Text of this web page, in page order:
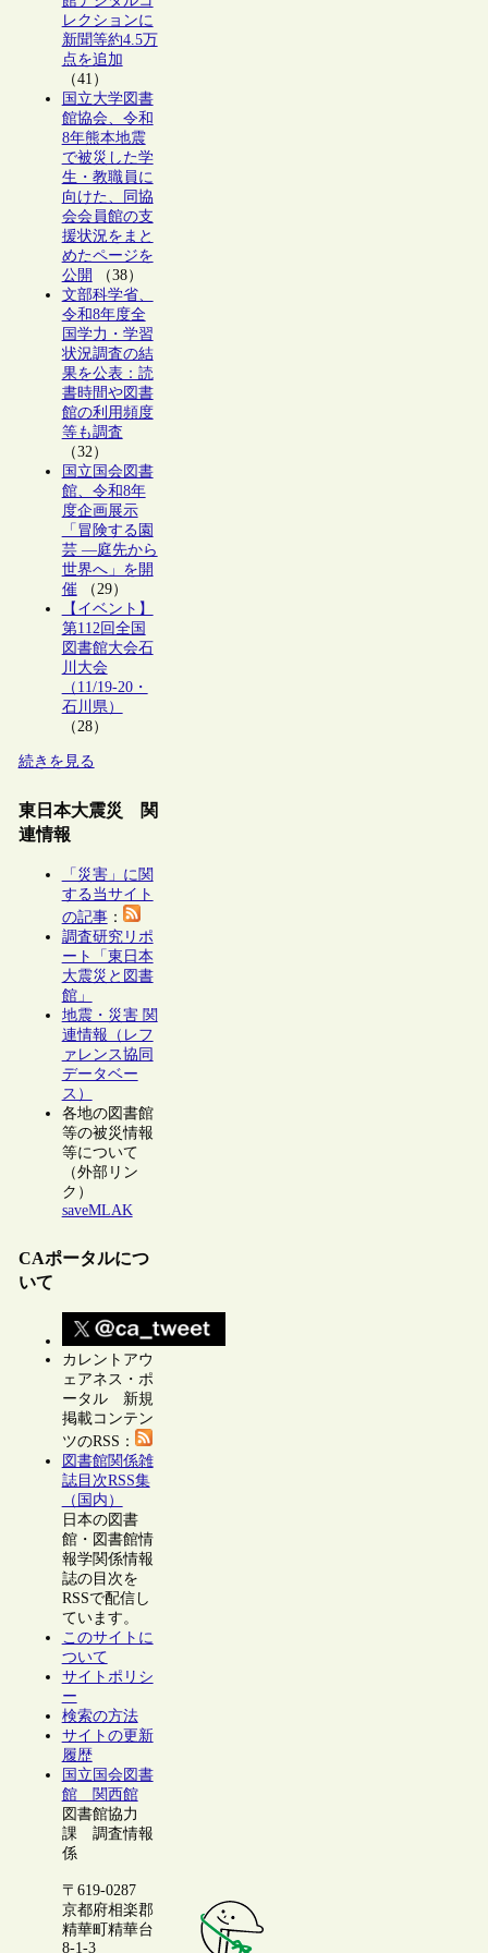
レクションに
新聞等約4.5万
点を追加
（41）
国立大学図書
館協会、令和
8年熊本地震
で被災した学
生・教職員に
向けた、同協
会会員館の支
援状況をまと
めたページを
公開
（38）
文部科学省、
令和8年度全
国学力・学習
状況調査の結
果を公表：読
書時間や図書
館の利用頻度
等も調査
（32）
国立国会図書
館、令和8年
度企画展示
「冒険する園
芸 ―庭先から
世界へ」を開
催（29）
【イベント】
第112回全国
図書館大会石
川大会
（11/19-20・
石川県）
（28）
続きを見る
東日本大震災 関
連情報
「災害」に関
する当サイト
の記事：
調査研究リポ
ート「東日本
大震災と図書
館」
地震・災害 関
連情報（レフ
ァレンス協同
データベー
ス）
各地の図書館
等の被災情報
等について
（外部リン
ク）
saveMLAK
CAポータルにつ
いて
カレントアウ
ェアネス・ポ
ータル 新規
掲載コンテン
ツのRSS：
図書館関係雑
誌目次RSS集
（国内）
日本の図書
館・図書館情
報学関係情報
誌の目次を
RSSで配信し
ています。
このサイトに
ついて
サイトポリシ
ー
検索の方法
サイトの更新
履歴
国立国会図書
館 関西館
図書館協力
課 調査情報
係
〒619-0287
京都府相楽郡
精華町精華台
8-1-3